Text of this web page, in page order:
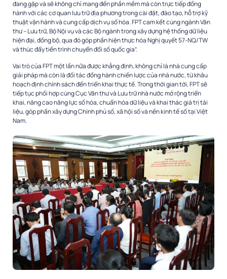
đang gặp và sẽ không chỉ mang đến phần mềm mà còn trực tiếp đồng
hành với các cơ quan lưu trữ địa phương trong cài đặt, đào tạo, hỗ trợ kỹ
thuật vận hành và cung cấp dịch vụ số hóa. FPT cam kết cùng ngành Văn
thư – Lưu trữ, Bộ Nội vụ và các Bộ ngành trong xây dựng hệ thống dữ liệu
hiện đại, đồng bộ, qua đó góp phần hiện thực hóa Nghị quyết 57-NQ/TW
và thúc đẩy tiến trình chuyển đổi số quốc gia”.
Vai trò của FPT một lần nữa được khẳng định, không chỉ là nhà cung cấp
giải pháp mà còn là đối tác đồng hành chiến lược của nhà nước, từ khâu
hoạch định chính sách đến triển khai thực tế. Trong thời gian tới, FPT sẽ
tiếp tục phối hợp cùng Cục Văn thư và Lưu trữ nhà nước mở rộng triển
khai, nâng cao năng lực số hóa, chuẩn hóa dữ liệu và khai thác giá trị tài
liệu, góp phần xây dựng Chính phủ số, xã hội số và nền kinh tế số tại Việt
Nam.